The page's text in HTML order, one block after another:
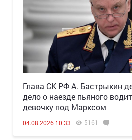
Глава СК РФ А. Бастрыкин
дело о наезде пьяного
девочку под Марксом
04.08.2026 10:33 5161